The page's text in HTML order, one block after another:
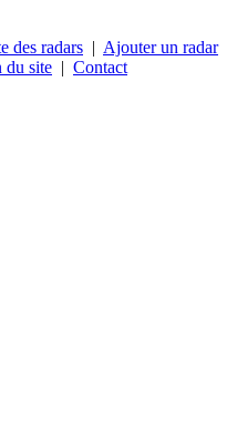
des radars | Ajouter un radar
du site | Contact